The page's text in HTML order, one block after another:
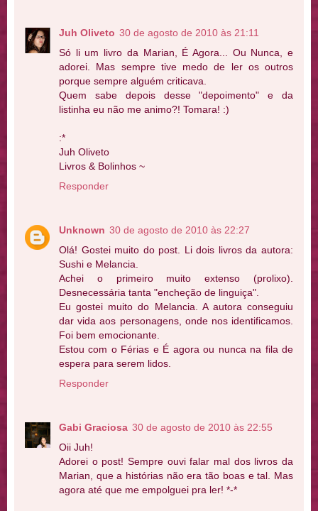
Juh Oliveto 30 de agosto de 2010 às 21:11
Só li um livro da Marian, É Agora... Ou Nunca, e
adorei. Mas sempre tive medo de ler os outros
porque sempre alguém criticava.
Quem sabe depois desse "depoimento" e da
listinha eu não me animo?! Tomara! :)
:*
Juh Oliveto
Livros & Bolinhos ~
Responder
Unknown 30 de agosto de 2010 às 22:27
Olá! Gostei muito do post. Li dois livros da autora:
Sushi e Melancia.
Achei o primeiro muito extenso (prolixo).
Desnecessária tanta "encheção de linguiça".
Eu gostei muito do Melancia. A autora conseguiu
dar vida aos personagens, onde nos identificamos.
Foi bem emocionante.
Estou com o Férias e É agora ou nunca na fila de
espera para serem lidos.
Responder
Gabi Graciosa 30 de agosto de 2010 às 22:55
Oii Juh!
Adorei o post! Sempre ouvi falar mal dos livros da
Marian, que a histórias não era tão boas e tal. Mas
agora até que me empolguei pra ler! *-*